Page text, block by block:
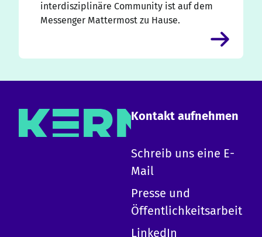
interdisziplinäre Community ist auf dem
Messenger Mattermost zu Hause.
Kontakt aufnehmen
Schreib uns eine E-
Mail
Presse und
Öffentlichkeitsarbeit
LinkedIn
Ich bin die KERN KI und kann zu allen Inhalten
auf dieser Website Auskunft geben.